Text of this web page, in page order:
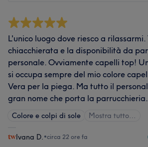
L'unico luogo dove riesco a rilassarmi.
chiacchierata e la disponibilità da
personale. Ovviamente capelli top!
si occupa sempre del mio colore
Vera per la piega. Ma tutto il
gran nome che porta la
Colore e colpi di sole Mostra tutto…
Ivana D. •circa 22 ore fa